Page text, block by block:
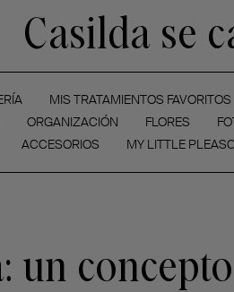
Casilda se
MIS TRATAMIENTOS FAVORITOS
ORGANIZACIÓN FLORES
ACCESORIOS
MY LITTLE
un